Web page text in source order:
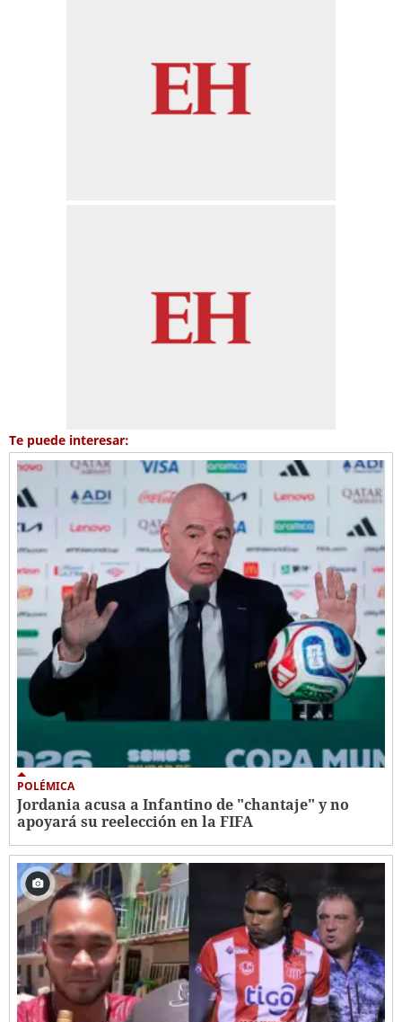
Te puede interesar:
POLÉMICA
Jordania acusa a Infantino de "chantaje" y no
apoyará su reelección en la FIFA